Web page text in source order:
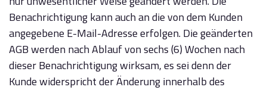
Benachrichtigung kann auch an die von dem Kunden
angegebene E-Mail-Adresse erfolgen. Die geänderten
AGB werden nach Ablauf von sechs (6) Wochen nach
dieser Benachrichtigung wirksam, es sei denn der
Kunde widerspricht der Änderung innerhalb des